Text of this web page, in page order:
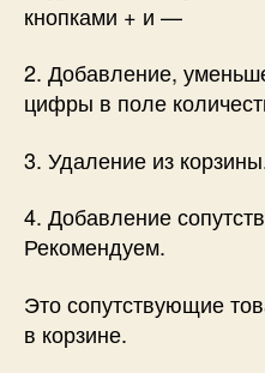
кнопками + и —
2. Добавление,
цифры в поле
3. Удаление из
4. Добавление
Рекомендуем.
Это сопутствующие
в корзине.